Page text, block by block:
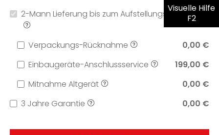
Visuelle Hilfe
F2
2-Mann Lieferung bis zum Aufstellungsort 0,00 €
Verpackungs-Rücknahme
0,00 €
Einbaugeräte-Anschlussservice
199,00 €
Mitnahme Altgerät
0,00 €
3 Jahre Garantie
0,00 €